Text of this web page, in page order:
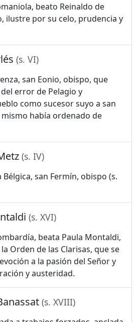
beato Reinaldo de
ilustre por su celo, prudencia y
(s. VI)
san Eonio, obispo, que
error de Pelagio y
como sucesor suyo a san
mismo había ordenado de
(s. IV)
Bélgica, san Fermín, obispo (s.
(s. XVI)
beata Paula Montaldi,
Orden de las Clarisas, que se
a la pasión del Señor y
y austeridad.
(s. XVIII)